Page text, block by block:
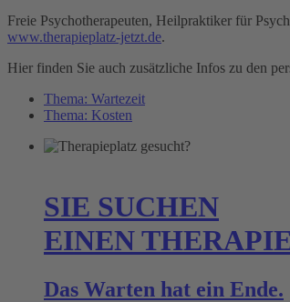
Freie Psychotherapeuten, Heilpraktiker für
www.therapieplatz-jetzt.de.
Hier finden Sie auch zusätzliche Infos zu den
Thema: Wartezeit
Thema: Kosten
SIE SUCHEN
EINEN
Das Warten hat ein Ende.